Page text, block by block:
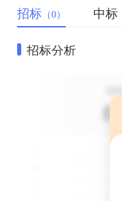
招标 （0） 中标
招标分析